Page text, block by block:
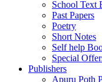
School Text
Past Papers
Poetry
Short Notes
Self help
Special
Publishers
Apuru Poth